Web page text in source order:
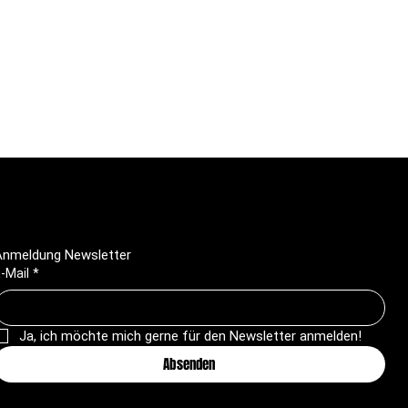
Newsletter
Mail *
Ja, ich möchte mich gerne für den Newsletter anmelden!
Absenden